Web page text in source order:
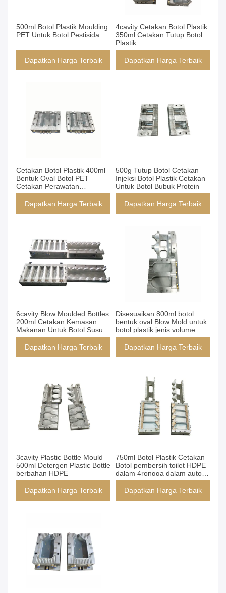
500ml Botol Plastik Moulding
PET Untuk Botol Pestisida
Dapatkan Harga Terbaik
4cavity Cetakan Botol Plastik
350ml Cetakan Tutup Botol
Plastik
Dapatkan Harga Terbaik
Cetakan Botol Plastik 400ml
Bentuk Oval Botol PET
Cetakan Perawatan
Permukaan Matt
Dapatkan Harga Terbaik
500g Tutup Botol Cetakan
Injeksi Botol Plastik Cetakan
Untuk Botol Bubuk Protein
Dapatkan Harga Terbaik
6cavity Blow Moulded Bottles
200ml Cetakan Kemasan
Makanan Untuk Botol Susu
Dapatkan Harga Terbaik
Disesuaikan 800ml botol
bentuk oval Blow Mold untuk
botol plastik jenis volume
Jenis
Dapatkan Harga Terbaik
3cavity Plastic Bottle Mould
500ml Detergen Plastic Bottle
berbahan HDPE
Dapatkan Harga Terbaik
750ml Botol Plastik Cetakan
Botol pembersih toilet HDPE
dalam 4rongga dalam auto-
deflashing
Dapatkan Harga Terbaik